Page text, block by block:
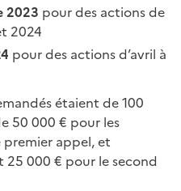
2023 pour des actions de
2024
pour des actions d’avril à
étaient de 100
50 000 € pour les
premier appel, et
000 € pour le second